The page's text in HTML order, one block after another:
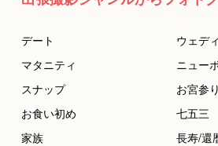
デート
ウェデ
マタニティ
ニュー
スナップ
お宮参り
お食い初め
七五三
家族
長寿/還